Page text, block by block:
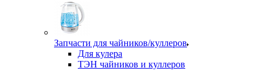
Запчасти для чайников/куллеров
Для кулера
ТЭН чайников и куллеров